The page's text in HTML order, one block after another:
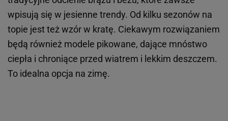
wpisują się w jesienne trendy. Od kilku sezonów na
topie jest też wzór w kratę. Ciekawym rozwiązaniem
będą również modele pikowane, dające mnóstwo
ciepła i chroniące przed wiatrem i lekkim deszczem.
To idealna opcja na zimę.